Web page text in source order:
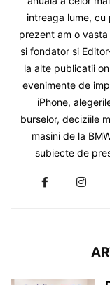
intreaga lume,
prezent am o
si fondator si
la alte publicatii
evenimente de
iPhone,
burselor, deciziile
masini de la
subiecte de